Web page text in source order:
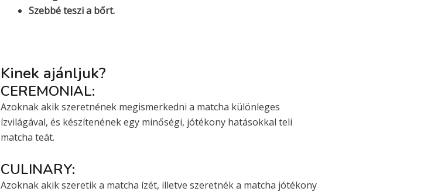
Szebbé teszi a bőrt.
Kinek ajánljuk?
CEREMONIAL:
Azoknak akik szeretnének megismerkedni a matcha különleges
ízvilágával, és készítenének egy minőségi, jótékony hatásokkal teli
matcha teát.
CULINARY:
Azoknak akik szeretik a matcha ízét, illetve szeretnék a matcha jótékony